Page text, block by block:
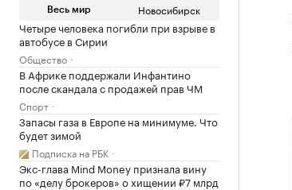
Весь мир Новосибирск
Четыре человека погибли при взрыве в
автобусе в Сирии
Общество
В Африке поддержали Инфантино
после скандала с продажей прав ЧМ
Спорт
Запасы газа в Европе на минимуме. Что
будет зимой
Подписка на РБК
Экс-глава Mind Money признала вину
по «делу брокеров» о хищении ₽7 млрд